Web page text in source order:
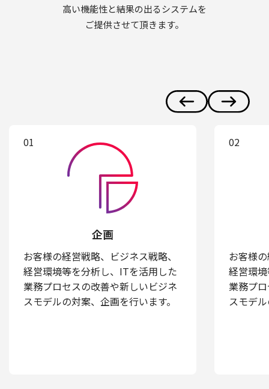
高い機能性と結果の出るシステムを
ご提供させて頂きます。
01
企画
お客様の経営戦略、ビジネス戦略、
経営環境等を分析し、ITを活用した
業務プロセスの改善や新しいビジネ
スモデルの対案、企画を行います。
02
お客様
経営環
業務プ
スモデ